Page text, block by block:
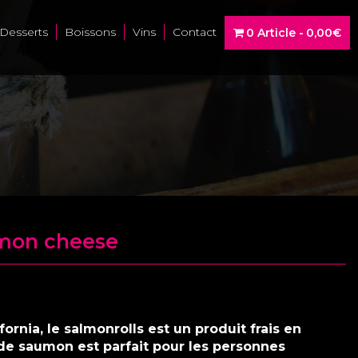
Boissons Vins Contact 0 Article 0,00€
cheese
le salmonrolls est un produit frais en
saumon est parfait pour les personnes